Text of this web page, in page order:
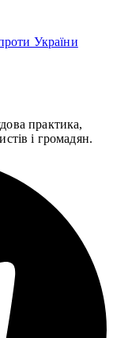
України
практика,
і громадян.